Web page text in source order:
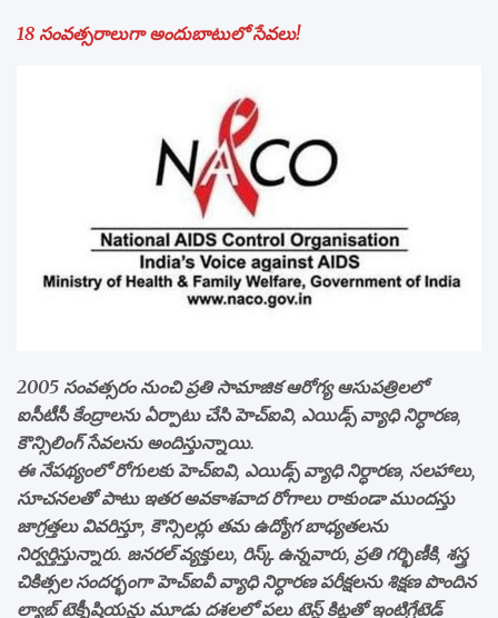
18 సంవత్సరాలుగా అందుబాటులో సేవలు!
2005 సంవత్సరం నుంచి ప్రతి సామాజిక ఆరోగ్య ఆసుపత్రిలలో
ఐసీటీసీ కేంద్రాలను ఏర్పాటు చేసి హెచ్ఐవి, ఎయిడ్స్ వ్యాధి నిర్ధారణ,
కౌన్సిలింగ్ సేవలను అందిస్తున్నాయి.
ఈ నేపథ్యంలో రోగులకు హెచ్ఐవి, ఎయిడ్స్ వ్యాధి నిర్ధారణ, సలహాలు,
సూచనలతో పాటు ఇతర అవకాశవాద రోగాలు రాకుండా ముందస్తు
జాగ్రత్తలు వివరిస్తూ, కౌన్సిలర్లు తమ ఉద్యోగ బాధ్యతలను
నిర్వర్తిస్తున్నారు. జనరల్ వ్యక్తులు, రిస్క్ ఉన్నవారు, ప్రతి గర్భిణీకి, శస్త్ర
చికిత్సల సందర్భంగా హెచ్ఐవీ వ్యాధి నిర్ధారణ పరీక్షలను శిక్షణ పొందిన
ల్యాబ్ టెక్నీషియన్లు మూడు దశలలో పలు టెస్ట్ కిట్లతో ఇంటిగ్రేటెడ్